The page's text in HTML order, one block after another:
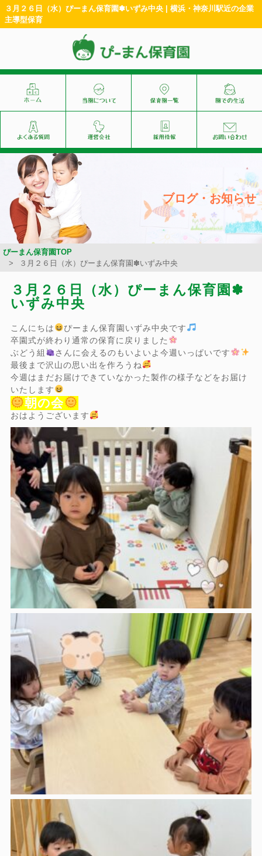
３月２６日（水）ぴーまん保育園✽いずみ中央 | 横浜・神奈川駅近の企業
主導型保育
ブログ・お知らせ
ぴーまん保育園TOP
３月２６日（水）ぴーまん保育園✽いずみ中央
３月２６日（水）ぴーまん保育園✽
いずみ中央
こんにちは
ぴーまん保育園いずみ中央です
卒園式が終わり通常の保育に戻りました
ぶどう組
さんに会えるのもいよいよ今週いっぱいです
最後まで沢山の思い出を作ろうね
今週はまだお届けできていなかった製作の様子などをお届け
いたします
朝の会
おはようございます